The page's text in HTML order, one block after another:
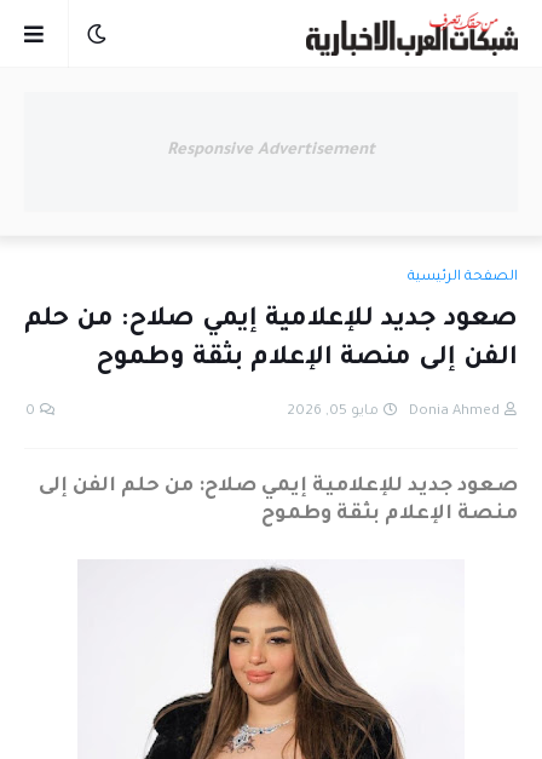
Responsive Advertisement
الصفحة الرئيسية
صعود جديد للإعلامية إيمي صلاح: من حلم
الفن إلى منصة الإعلام بثقة وطموح
Donia Ahmed مايو 05, 2026 0
صعود جديد للإعلامية إيمي صلاح: من حلم الفن إلى
منصة الإعلام بثقة وطموح